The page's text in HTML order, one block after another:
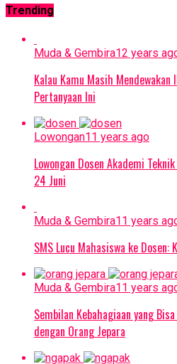
Trending
Muda & Gembira12 years
Kalau Kamu Masih Mendewakan
Pertanyaan Ini
Lowongan11 years ago
Lowongan Dosen Akademi
24 Juni
Muda & Gembira11 years
SMS Lucu Mahasiswa ke Dosen:
Muda & Gembira11 years
Sembilan Kebahagiaan yang
dengan Orang Jepara